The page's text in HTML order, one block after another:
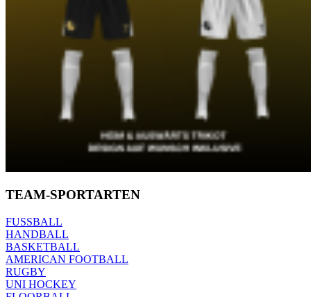
TEAM-SPORTARTEN
FUSSBALL
HANDBALL
BASKETBALL
AMERICAN FOOTBALL
RUGBY
UNI HOCKEY